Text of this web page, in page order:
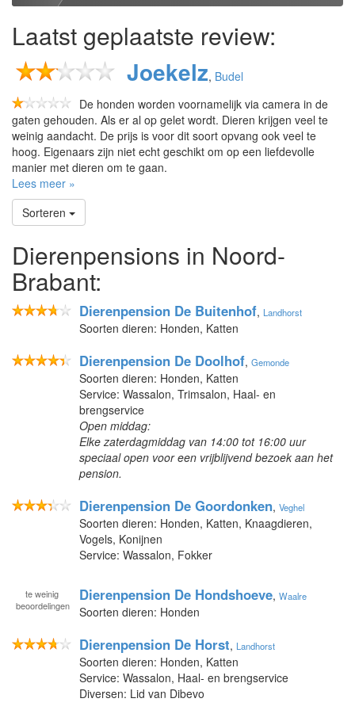
Laatst geplaatste review:
Joekelz, Budel
De honden worden voornamelijk via camera in de
gaten gehouden. Als er al op gelet wordt. Dieren krijgen veel te
weinig aandacht. De prijs is voor dit soort opvang ook veel te
hoog. Eigenaars zijn niet echt geschikt om op een liefdevolle
manier met dieren om te gaan.
Lees meer »
Sorteren
Dierenpensions in Noord-
Brabant:
Dierenpension De Buitenhof, Landhorst
Soorten dieren: Honden, Katten
Dierenpension De Doolhof, Gemonde
Soorten dieren: Honden, Katten
Service: Wassalon, Trimsalon, Haal- en
brengservice
Open middag:
Elke zaterdagmiddag van 14:00 tot 16:00 uur
speciaal open voor een vrijblijvend bezoek aan het
pension.
Dierenpension De Goordonken, Veghel
Soorten dieren: Honden, Katten, Knaagdieren,
Vogels, Konijnen
Service: Wassalon, Fokker
te weinig
beoordelingen
Dierenpension De Hondshoeve, Waalre
Soorten dieren: Honden
Dierenpension De Horst, Landhorst
Soorten dieren: Honden, Katten
Service: Wassalon, Haal- en brengservice
Diversen: Lid van Dibevo